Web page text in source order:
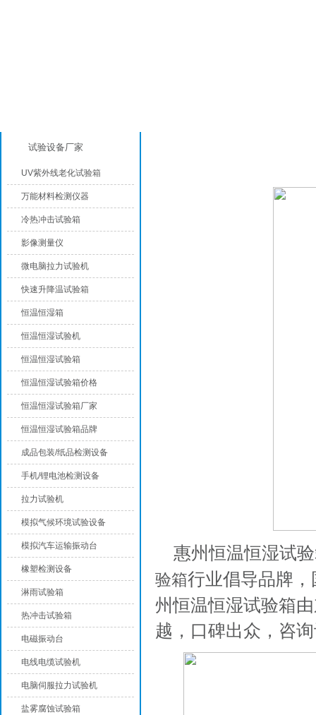
惠州恒温恒湿试
验箱行业倡导品牌
州恒温恒湿试验箱
越，口碑出众，咨
试验设备厂家
UV紫外线老化试验箱
万能材料检测仪器
冷热冲击试验箱
影像测量仪
微电脑拉力试验机
快速升降温试验箱
恒温恒湿箱
恒温恒湿试验机
恒温恒湿试验箱
恒温恒湿试验箱价格
恒温恒湿试验箱厂家
恒温恒湿试验箱品牌
成品包装/纸品检测设备
手机/锂电池检测设备
拉力试验机
模拟气候环境试验设备
模拟汽车运输振动台
橡塑检测设备
淋雨试验箱
热冲击试验箱
电磁振动台
电线电缆试验机
电脑伺服拉力试验机
盐雾腐蚀试验箱